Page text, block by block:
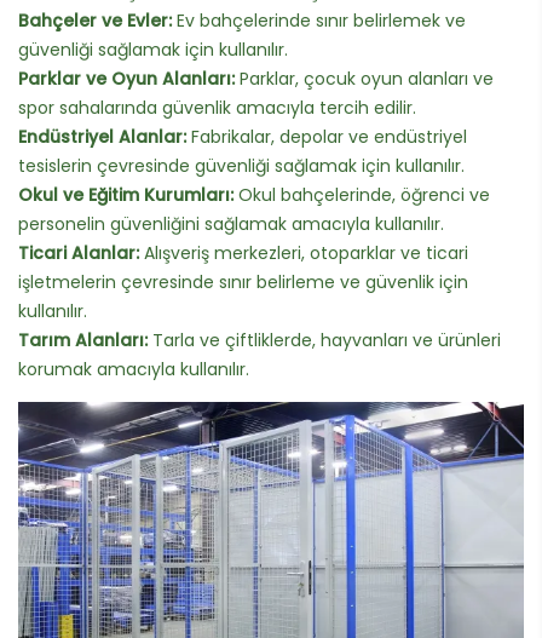
Bahçeler ve Evler:Ev bahçelerinde sınır belirlemek ve
güvenliği sağlamak için kullanılır.
Parklar ve Oyun Alanları:Parklar, çocuk oyun alanları ve
spor sahalarında güvenlik amacıyla tercih edilir.
Endüstriyel Alanlar:Fabrikalar, depolar ve endüstriyel
tesislerin çevresinde güvenliği sağlamak için kullanılır.
Okul ve Eğitim Kurumları:Okul bahçelerinde, öğrenci ve
personelin güvenliğini sağlamak amacıyla kullanılır.
Ticari Alanlar:Alışveriş merkezleri, otoparklar ve ticari
işletmelerin çevresinde sınır belirleme ve güvenlik için
kullanılır.
Tarım Alanları:Tarla ve çiftliklerde, hayvanları ve ürünleri
korumak amacıyla kullanılır.